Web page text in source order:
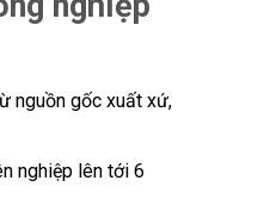
nguồn gốc xuất xứ,
nghiệp lên tới 6